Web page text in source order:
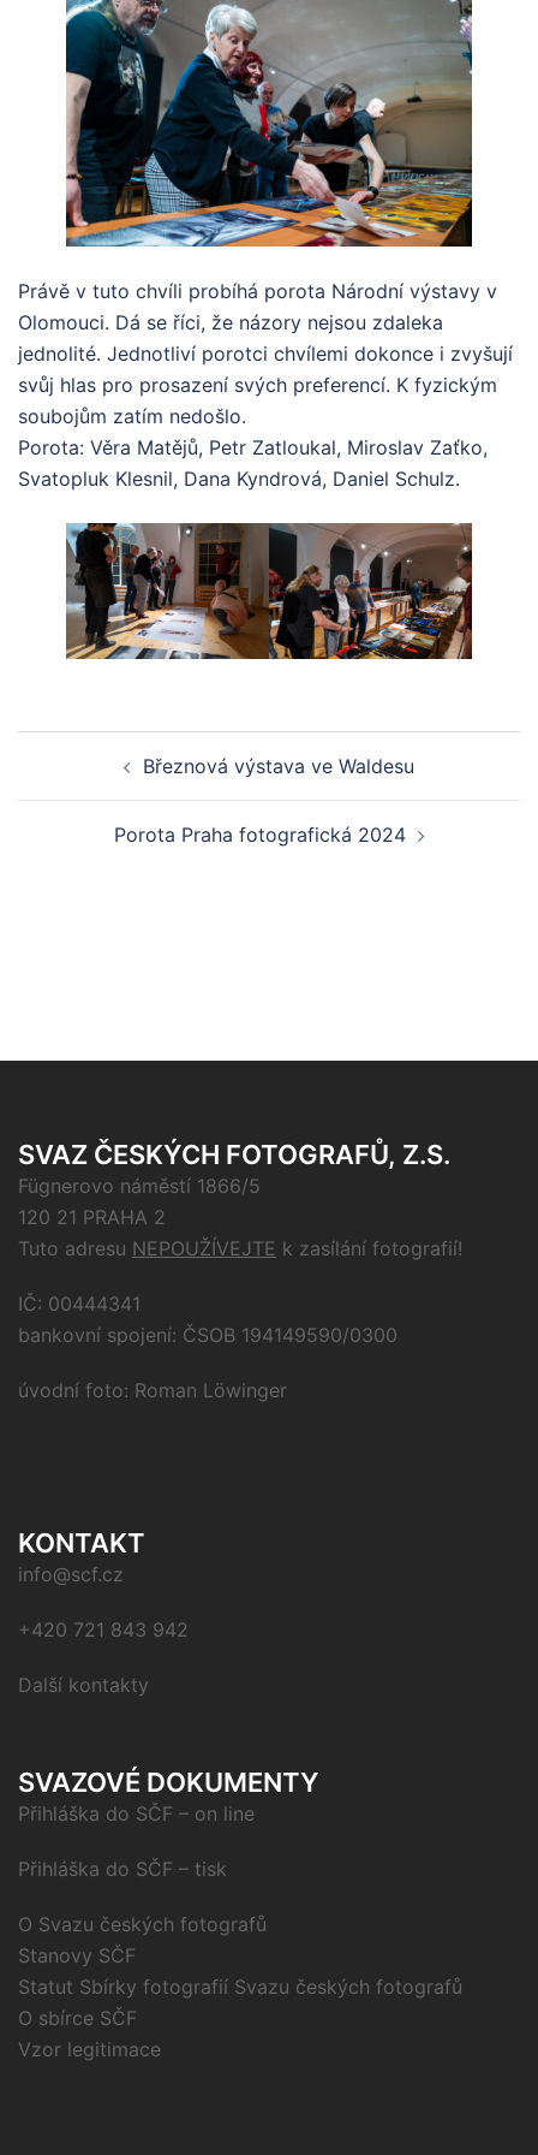
Právě v tuto chvíli probíhá porota Národní výstavy v
Olomouci. Dá se říci, že názory nejsou zdaleka
jednolité. Jednotliví porotci chvílemi dokonce i zvyšují
svůj hlas pro prosazení svých preferencí. K fyzickým
soubojům zatím nedošlo.
Porota: Věra Matějů, Petr Zatloukal, Miroslav Zaťko,
Svatopluk Klesnil, Dana Kyndrová, Daniel Schulz.
navigationBřeznová výstava ve Waldesu
Porota Praha fotografická 2024
SVAZ ČESKÝCH FOTOGRAFŮ, Z.S.
Fügnerovo náměstí 1866/5
120 21 PRAHA 2
Tuto adresu NEPOUŽÍVEJTE k zasílání fotografií!
IČ: 00444341
bankovní spojení: ČSOB 194149590/0300
úvodní foto: Roman Löwinger
KONTAKT
info@scf.cz
+420 721 843 942
Další kontakty
SVAZOVÉ DOKUMENTY
Přihláška do SČF – on line
Přihláška do SČF – tisk
O Svazu českých fotografů
Stanovy SČF
Statut Sbírky fotografií Svazu českých fotografů
O sbírce SČF
Vzor legitimace